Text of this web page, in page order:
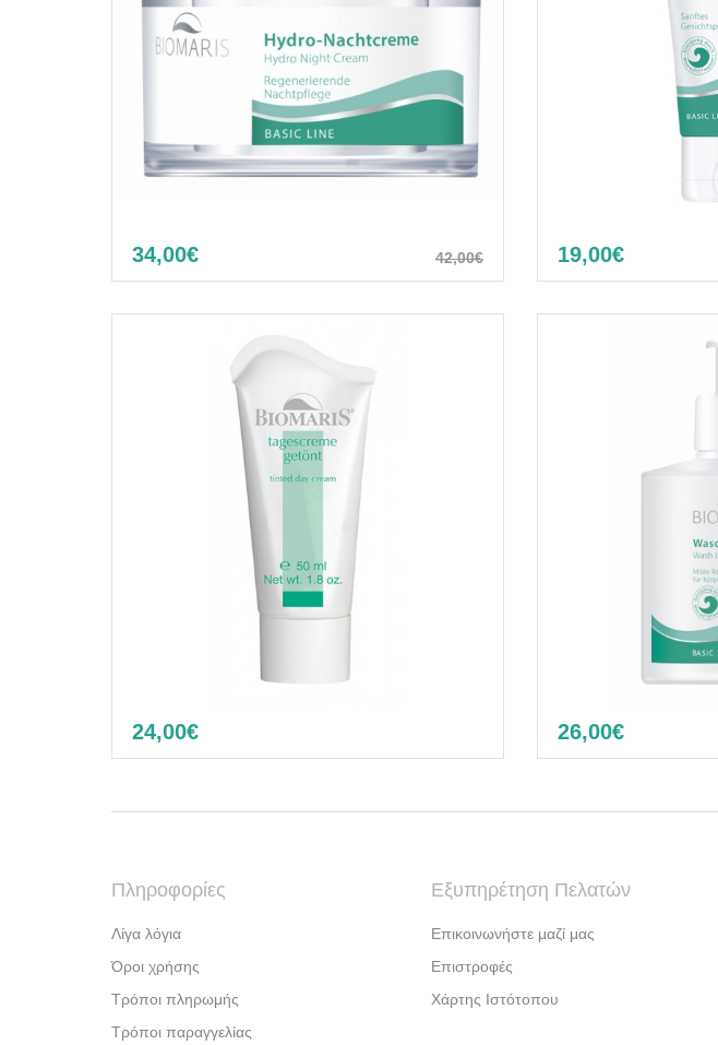
Hydro night cream
42,00€
34,00€ 19,00€
24,00€ 26,00€
Πληροφορίες
Λίγα λόγια
Όροι χρήσης
Τρόποι πληρωμής
Τρόποι παραγγελίας
Εξυπηρέτηση Πελατών
Επικοινωνήστε μαζί μας
Επιστροφές
Χάρτης Ιστότοπου